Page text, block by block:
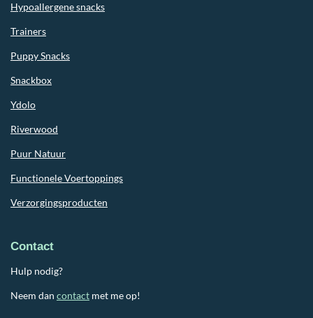
Hypoallergene snacks
Trainers
Puppy Snacks
Snackbox
Ydolo
Riverwood
Puur Natuur
Functionele Voertoppings
Verzorgingsproducten
Contact
Hulp nodig?
Neem dan contact met me op!